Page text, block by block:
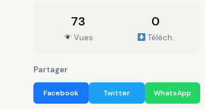
73
Vues
0
Téléch.
Partager
Facebook Twitter WhatsApp